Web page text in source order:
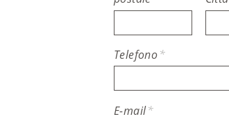
Telefono*
E-mail*